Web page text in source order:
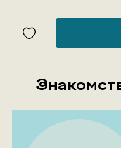
Привычки часто
нашей неспособности
Мы все знаем о пользе
ленту социальной сети
Хотите что-то изменить
осознания ее наличия,
работы, триггеров и